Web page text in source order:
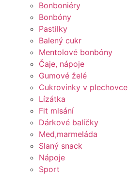
Bonboniéry
Bonbóny
Pastilky
Balený cukr
Mentolové bonbóny
Čaje, nápoje
Gumové želé
Cukrovinky v plechovce
Lízátka
Fit mlsání
Dárkové balíčky
Med,marmeláda
Slaný snack
Nápoje
Sport